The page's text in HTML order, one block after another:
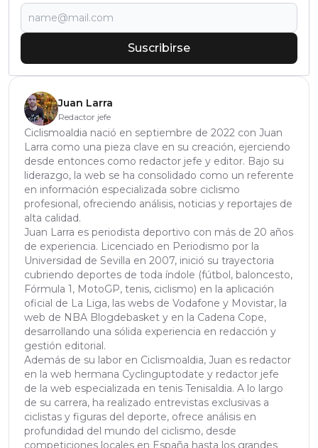
Suscribirse
Juan Larra
Redactor jefe
Ciclismoaldia nació en septiembre de 2022 con Juan
Larra como una pieza clave en su creación, ejerciendo
desde entonces como redactor jefe y editor. Bajo su
liderazgo, la web se ha consolidado como un referente
en información especializada sobre ciclismo
profesional, ofreciendo análisis, noticias y reportajes de
alta calidad.
Juan Larra es periodista deportivo con más de 20 años
de experiencia. Licenciado en Periodismo por la
Universidad de Sevilla en 2007, inició su trayectoria
cubriendo deportes de toda índole (fútbol, baloncesto,
Fórmula 1, MotoGP, tenis, ciclismo) en la aplicación
oficial de La Liga, las webs de Vodafone y Movistar, la
web de NBA Blogdebasket y en la Cadena Cope,
desarrollando una sólida experiencia en redacción y
gestión editorial.
Además de su labor en Ciclismoaldia, Juan es redactor
en la web hermana Cyclinguptodate y redactor jefe
de la web especializada en tenis Tenisaldia. A lo largo
de su carrera, ha realizado entrevistas exclusivas a
ciclistas y figuras del deporte, ofrece análisis en
profundidad del mundo del ciclismo, desde
competiciones locales en España hasta los grandes